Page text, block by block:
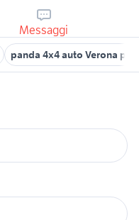
Messaggi
panda 4x4 auto Verona